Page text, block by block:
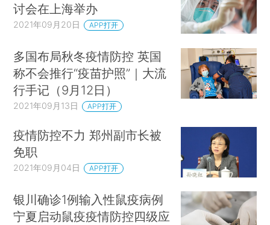
讨会在上海举办
2021年09月20日 APP打开
多国布局秋冬疫情防控 英国
称不会推行“疫苗护照”｜大流
行手记（9月12日）
2021年09月13日 APP打开
疫情防控不力 郑州副市长被
免职
2021年09月04日 APP打开
银川确诊1例输入性鼠疫病例
宁夏启动鼠疫疫情防控四级应